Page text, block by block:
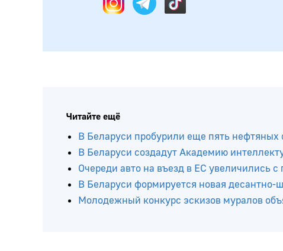
Читайте ещё
В Беларуси пробурили еще пять нефтяных
В Беларуси создадут Академию
Очереди авто на въезд в ЕС увеличились с
В Беларуси формируется новая десантно-
Молодежный конкурс эскизов муралов